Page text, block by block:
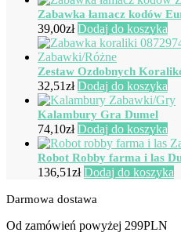
Zabawka łamacz kodów
39,00zł Dodaj do koszyka
Zestaw Ozdobnych
32,51zł Dodaj do koszyka
Kalambury Gra Dumel
74,10zł Dodaj do koszyka
Robot Robby farma i las
136,51zł Dodaj do koszyka
Darmowa dostawa
Od zamówień powyżej 299PLN